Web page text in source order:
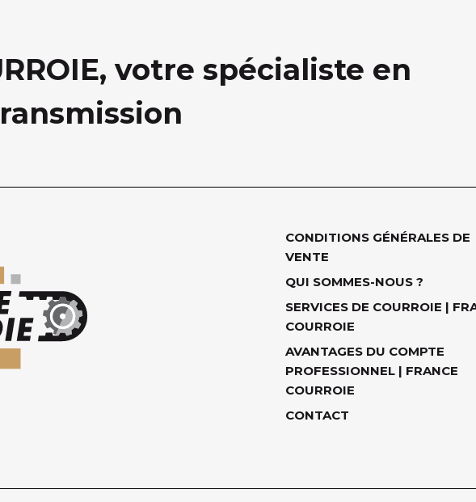
votre spécialiste en
CONDITIONS GÉNÉRALES DE
VENTE
QUI SOMMES-NOUS ?
SERVICES DE COURROIE |
COURROIE
AVANTAGES DU COMPTE
PROFESSIONNEL | FRANCE
COURROIE
CONTACT